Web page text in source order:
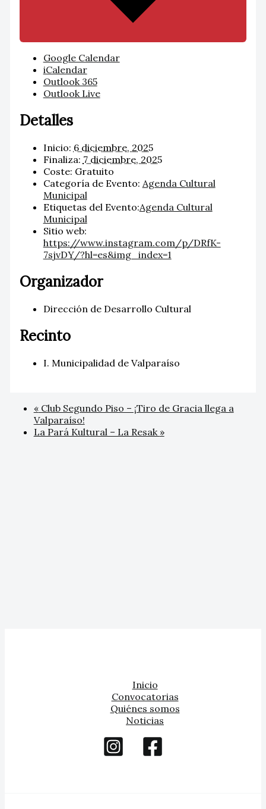
Google Calendar
iCalendar
Outlook 365
Outlook Live
Detalles
Inicio: 6 diciembre, 2025
Finaliza: 7 diciembre, 2025
Coste: Gratuito
Categoría de Evento: Agenda Cultural
Municipal
Etiquetas del Evento:Agenda Cultural
Municipal
Sitio web:
https://www.instagram.com/p/DRfK-
7sjvDY/?hl=es&img_index=1
Organizador
Dirección de Desarrollo Cultural
Recinto
I. Municipalidad de Valparaíso
«Club Segundo Piso – ¡Tiro de Gracia llega a
Valparaíso!
La Pará Kultural – La Resak »
Inicio
Convocatorias
Quiénes somos
Noticias